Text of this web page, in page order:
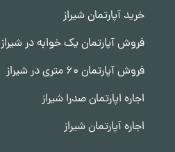
خرید آپارتمان شیراز
فروش آپارتمان یک خوابه در شیراز
فروش آپارتمان 60 متری در شیراز
اجاره اپارتمان صدرا شیراز
اجاره آپارتمان شیراز